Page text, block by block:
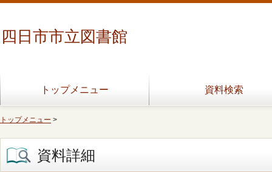
四日市市立図書館
トップメニュー 資料検索
トップメニュー >
資料詳細